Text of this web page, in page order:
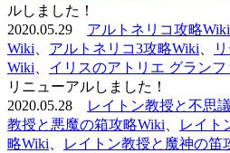
ルしました！
2020.05.29 アルトネリコ攻略Wiki
Wiki
アルトネリコ3攻略Wiki
Wiki
イリスのアトリエ グラン
リニューアルしました！
2020.05.28
レイトン教授と不思
教授と悪魔の箱攻略Wiki
レイト
略Wiki
レイトン教授と魔神の笛